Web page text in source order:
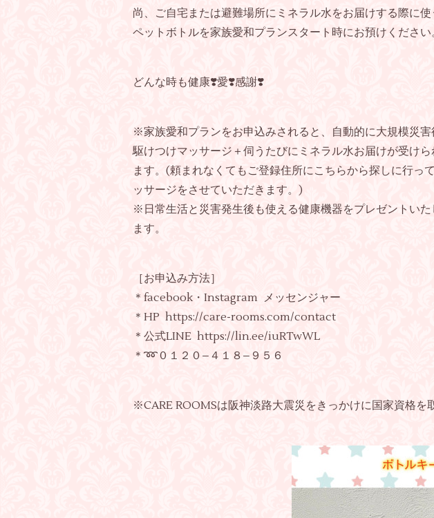
尚、ご自宅または避難場所にミネラル水をお届けする際に使
ペットボトルを家族愛和プランスタート時にお預けください
どんな時も健康❣️愛❣️感謝❣️
※家族愛和プランをお申込みされると、自動的に大規模災害
駆けつけマッサージ＋伺うたびにミネラル水お届けが受けら
ます。(頼まれなくてもご登録住所にこちらから探しに行っ
ッサージをさせていただきます。)
※日常生活と災害発生後も使える健康機器をプレゼントいた
ます。
［お申込み方法］
＊facebook・Instagram メッセンジャー
＊HP https://care-rooms.com/contact
＊公式LINE https://lin.ee/iuRTwWL
＊➿️０１２０−４１８−９５６
※CARE ROOMSは阪神淡路大震災をきっかけに国家資格を